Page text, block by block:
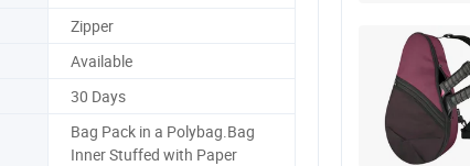
Zipper
Available
30 Days
Bag Pack in a Polybag.Bag
Inner Stuffed with Paper